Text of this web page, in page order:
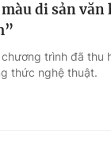
di sản
trình đã
thức nghệ thuật.